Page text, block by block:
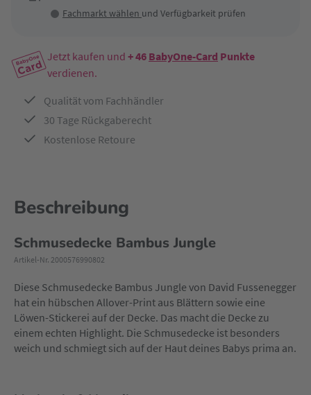
Fachmarkt wählen und Verfügbarkeit prüfen
Jetzt kaufen und + 46 BabyOne-Card Punkte
verdienen.
Qualität vom Fachhändler
30 Tage Rückgaberecht
Kostenlose Retoure
Beschreibung
Schmusedecke Bambus Jungle
Artikel-Nr. 2000576990802
Diese Schmusedecke Bambus Jungle von David Fussenegger
hat ein hübschen Allover-Print aus Blättern sowie eine
Löwen-Stickerei auf der Decke. Das macht die Decke zu
einem echten Highlight. Die Schmusedecke ist besonders
weich und schmiegt sich auf der Haut deines Babys prima an.